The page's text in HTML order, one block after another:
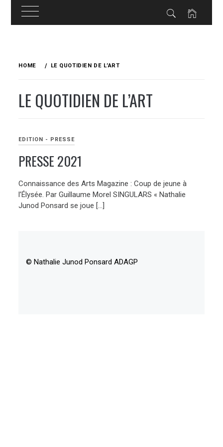
HOME LE QUOTIDIEN DE L’ART
LE QUOTIDIEN DE L’ART
EDITION - PRESSE
PRESSE 2021
Connaissance des Arts Magazine : Coup de jeune à
l’Élysée. Par Guillaume Morel SINGULARS « Nathalie
Junod Ponsard se joue […]
© Nathalie Junod Ponsard ADAGP